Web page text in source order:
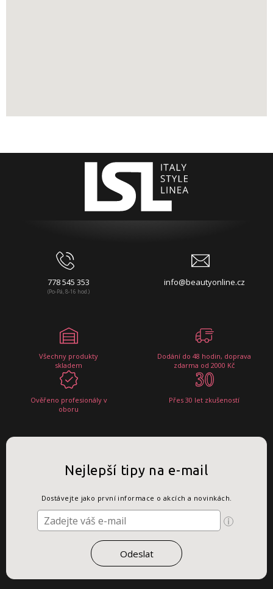
778 545 353
(Po-Pá, 8-16 hod.)
info@beautyonline.cz
Všechny produkty
skladem
Dodání do 48 hodin, doprava
zdarma od 2000 Kč
Ověřeno profesionály v
oboru
Přes 30 let zkušeností
Nejlepší tipy na e-mail
Dostávejte jako první informace o akcích a novinkách.